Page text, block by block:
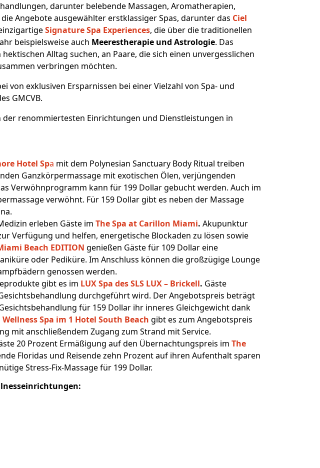
darunter belebende Massagen, Aromatherapien,
Angebote ausgewählter erstklassiger Spas, darunter das Ciel
Signature Spa Experiences, die über die traditionellen
beispielsweise auch Meerestherapie und Astrologie. Das
Alltag suchen, an Paare, die sich einen unvergesslichen
verbringen möchten.
von exklusiven Ersparnissen bei einer Vielzahl von Spa- und
GMCVB.
der renommiertesten Einrichtungen und Dienstleistungen in
Hotel Spa mit dem Polynesian Sanctuary Body Ritual treiben
Ganzkörpermassage mit exotischen Ölen, verjüngenden
Verwöhnprogramm kann für 199 Dollar gebucht werden. Auch im
verwöhnt. Für 159 Dollar gibt es neben der Massage
erleben Gäste im The Spa at Carillon Miami. Akupunktur
Verfügung und helfen, energetische Blockaden zu lösen sowie
Beach EDITION genießen Gäste für 109 Dollar eine
oder Pediküre. Im Anschluss können die großzügige Lounge
genossen werden.
gibt es im LUX Spa des SLS LUX – Brickell. Gäste
durchgeführt wird. Der Angebotspreis beträgt
für 159 Dollar ihr inneres Gleichgewicht dank
Spa im 1 Hotel South Beach gibt es zum Angebotspreis
mit anschließendem Zugang zum Strand mit Service.
20 Prozent Ermäßigung auf den Übernachtungspreis im The
Floridas und Reisende zehn Prozent auf ihren Aufenthalt sparen
Stress-Fix-Massage für 199 Dollar.